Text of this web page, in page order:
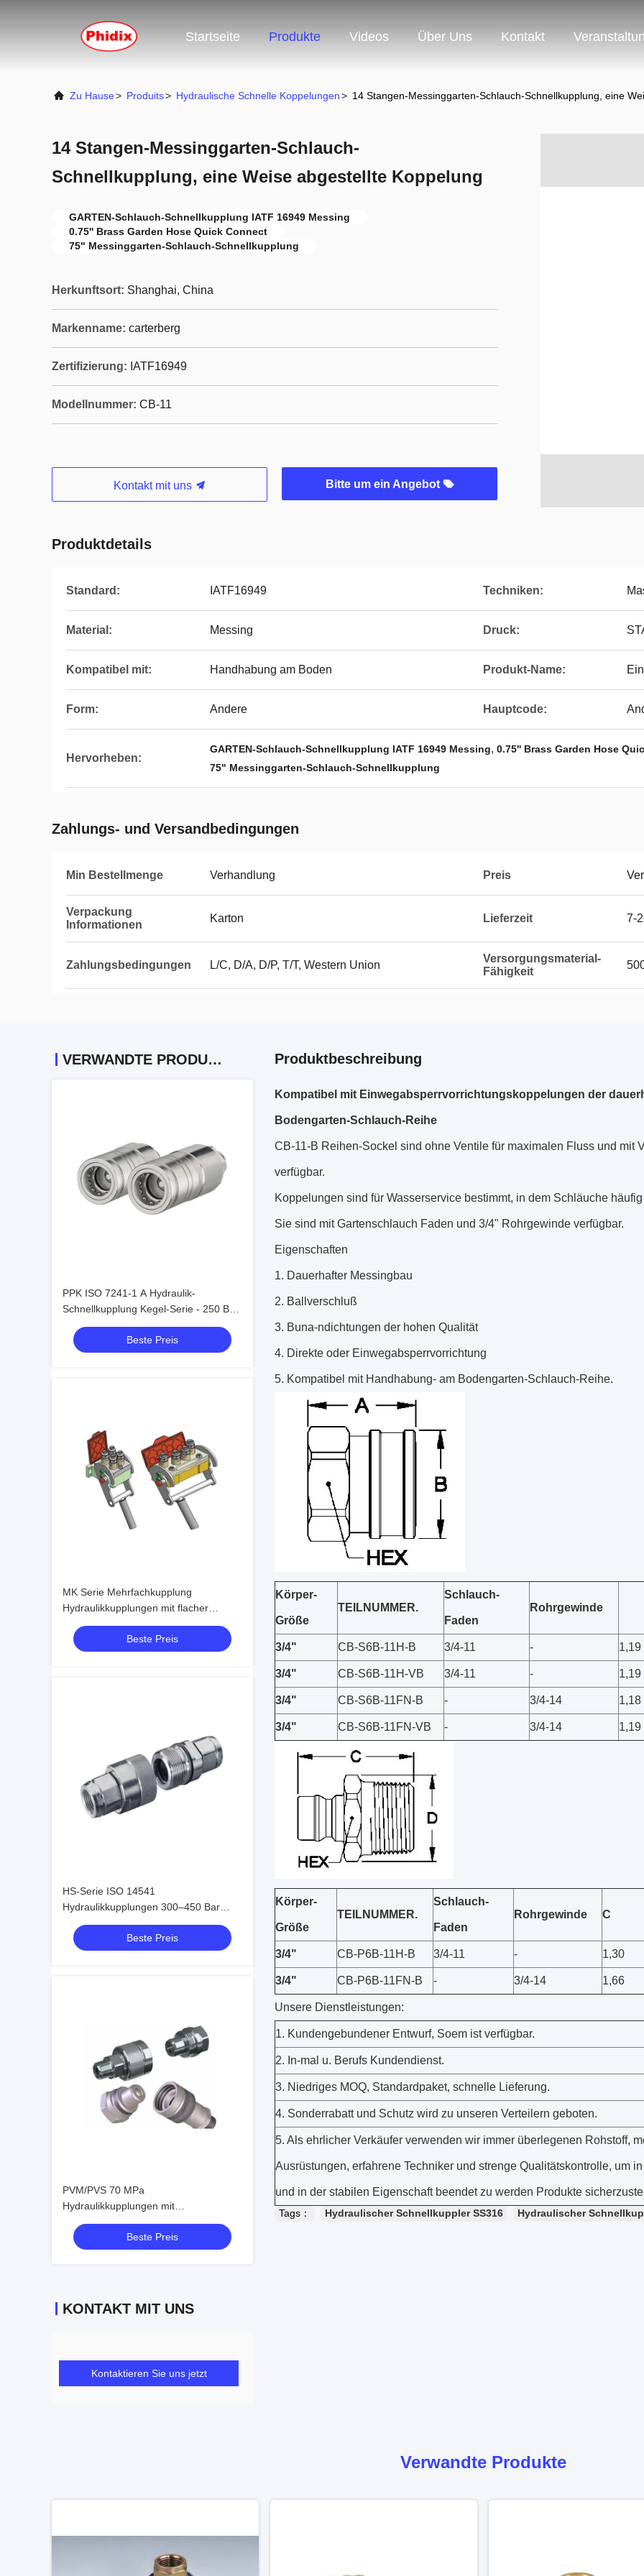
Startseite Produkte Videos Über Uns Kontakt
Zu Hause> Produits> Hydraulische Schnelle Koppelungen> 14 Stangen-Messinggarten-Schlauch-Schnellkupplung, eine
14 Stangen-Messinggarten-Schlauch-
Schnellkupplung, eine Weise abgestellte Koppelung
GARTEN-Schlauch-Schnellkupplung IATF 16949 Messing
0.75'' Brass Garden Hose Quick Connect
75" Messinggarten-Schlauch-Schnellkupplung
Herkunftsort: Shanghai, China
Markenname: carterberg
Zertifizierung: IATF16949
Modellnummer: CB-11
Kontakt mit uns Bitte um ein Angebot
Produktdetails
Standard: IATF16949 Techniken:
Material: Messing Druck:
Kompatibel mit: Handhabung am Boden Produkt-Name:
Form: Andere Hauptcode:
Hervorheben:
GARTEN-Schlauch-Schnellkupplung IATF 16949 Messing, 0.75'' Brass Garden Hose
75" Messinggarten-Schlauch-Schnellkupplung
Zahlungs- und Versandbedingungen
Min Bestellmenge Verhandlung Preis
Verpackung
Informationen
Karton Lieferzeit 7-
Zahlungsbedingungen L/C, D/A, D/P, T/T, Western Union
Versorgungsmaterial-
Fähigkeit
VERWANDTE PRODUKTE
PPK ISO 7241-1 A Hydraulik-
Schnellkupplung Kegel-Serie - 250 Bar
Stahlkugelverriegelung für
SchwermaschinenBeste Preis
MK Serie Mehrfachkupplung
Hydraulikkupplungen mit flacher
Dichtfläche ISO-Standard
Schnellkupplungssystem
Beste Preis
HS-Serie ISO 14541
Hydraulikkupplungen 300–450 Bar
Schraubanschluss-Kegelventil-
Armaturen
Beste Preis
PVM/PVS 70 MPa
Hydraulikkupplungen mit
Schraubanschluss ISO 14540
Hochdruck-Konusventil-Kupplungen
Beste Preis
KONTAKT MIT UNS
Kontaktieren Sie uns jetzt
Produktbeschreibung
Kompatibel mit Einwegabsperrvorrichtungskoppelungen der
Bodengarten-Schlauch-Reihe
CB-11-B Reihen-Sockel sind ohne Ventile für maximalen Fluss und mit
verfügbar.
Koppelungen sind für Wasserservice bestimmt, in dem Schläuche
Sie sind mit Gartenschlauch Faden und 3/4" Rohrgewinde verfügbar.
Eigenschaften
Dauerhafter Messingbau
Ballverschluß
Buna-ndichtungen der hohen Qualität
Direkte oder Einwegabsperrvorrichtung
Kompatibel mit Handhabung- am Bodengarten-Schlauch-Reihe.
Körper-
Größe
TEILNUMMER.
Schlauch-
Faden
Rohrgewinde
3/4" CB-S6B-11H-B 3/4-11 - 1,19
3/4" CB-S6B-11H-VB 3/4-11 - 1,19
3/4" CB-S6B-11FN-B - 3/4-14 1,18
3/4" CB-S6B-11FN-VB - 3/4-14 1,19
Körper-
Größe
TEILNUMMER.
Schlauch-
Faden
Rohrgewinde C
3/4" CB-P6B-11H-B 3/4-11 - 1,30
3/4" CB-P6B-11FN-B - 3/4-14 1,66
Unsere Dienstleistungen:
1. Kundengebundener Entwurf, Soem ist verfügbar.
2. In-mal u. Berufs Kundendienst.
3. Niedriges MOQ, Standardpaket, schnelle Lieferung.
4. Sonderrabatt und Schutz wird zu unseren Verteilern geboten.
5. Als ehrlicher Verkäufer verwenden wir immer überlegenen Rohstoff,
Ausrüstungen, erfahrene Techniker und strenge Qualitätskontrolle, um
und in der stabilen Eigenschaft beendet zu werden Produkte
Tags： Hydraulischer Schnellkuppler SS316 Hydraulischer
Verwandte Produkte